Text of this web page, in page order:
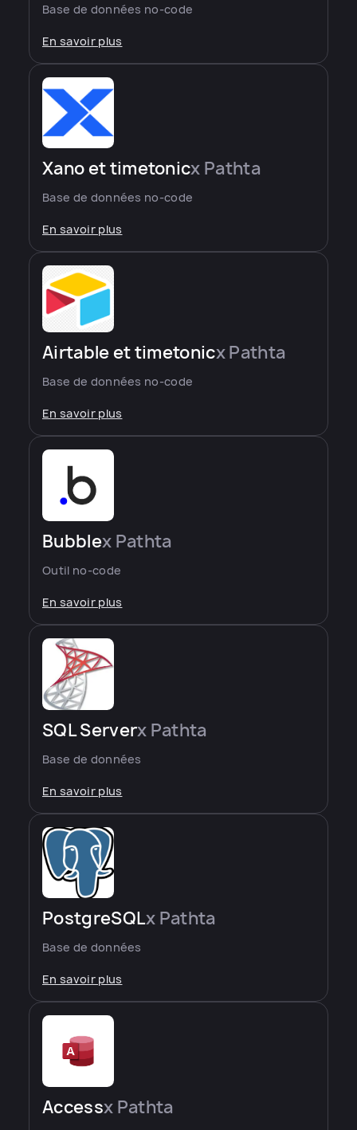
Base de données no-code
En savoir plus
Xano et timetonicx Pathta
Base de données no-code
En savoir plus
Airtable et timetonicx Pathta
Base de données no-code
En savoir plus
Bubblex Pathta
Outil no-code
En savoir plus
SQL Serverx Pathta
Base de données
En savoir plus
PostgreSQLx Pathta
Base de données
En savoir plus
Accessx Pathta